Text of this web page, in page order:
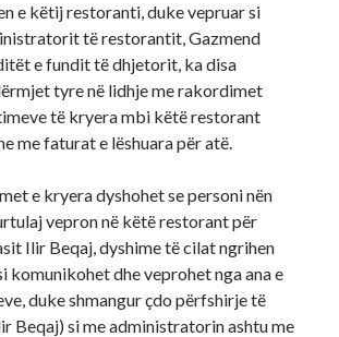
e këtij restoranti, duke vepruar si
të restorantit, Gazmend
e fundit të dhjetorit, ka disa
tyre në lidhje me rakordimet
të kryera mbi këtë restorant
me faturat e lëshuara për atë.
e kryera dyshohet se personi nën
vepron në këtë restorant për
Ilir Beqaj, dyshime të cilat ngrihen
komunikohet dhe veprohet nga ana e
duke shmangur çdo përfshirje të
Beqaj) si me administratorin ashtu me